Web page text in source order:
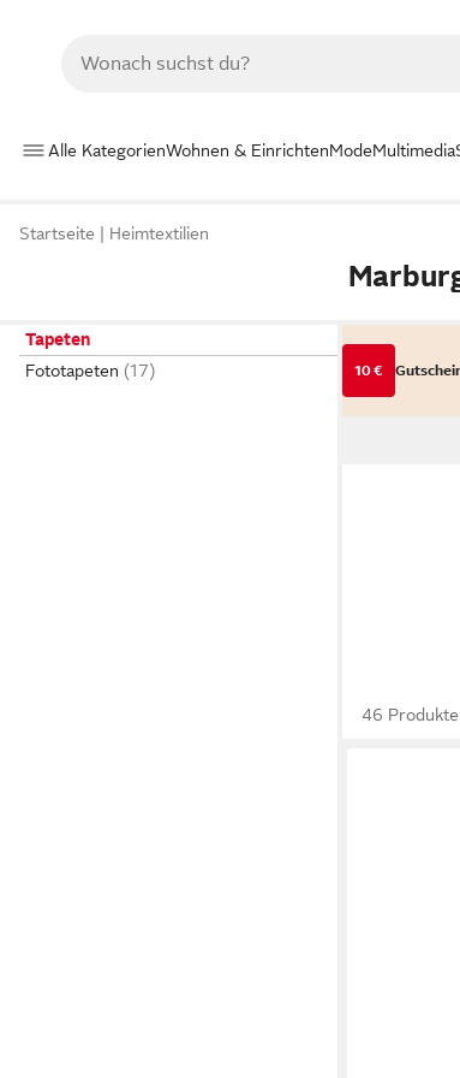
Alle KategorienWohnen & EinrichtenModeMultimedia
Startseite Heimtextilien
Tapeten
Fototapeten
10 €
46 Produkte